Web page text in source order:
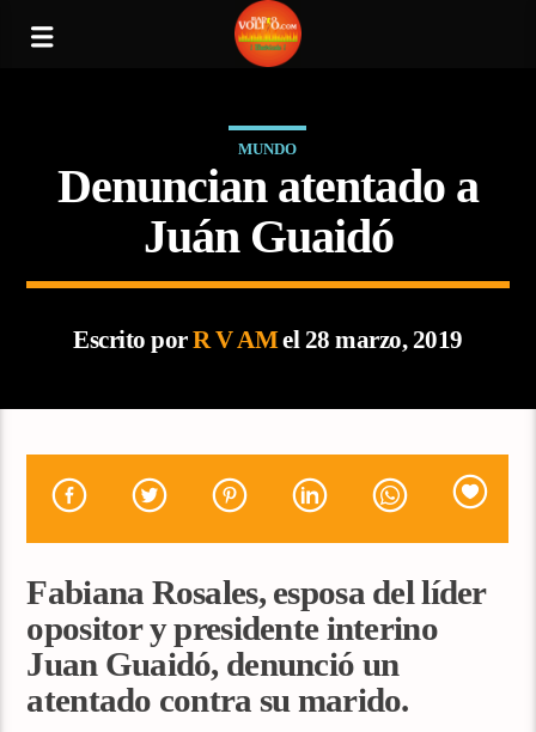
MUNDO
Denuncian atentado a
Juán Guaidó
Escrito porR V AMel 28 marzo, 2019
Fabiana Rosales, esposa del líder
opositor y presidente interino
Juan Guaidó, denunció un
atentado contra su marido.